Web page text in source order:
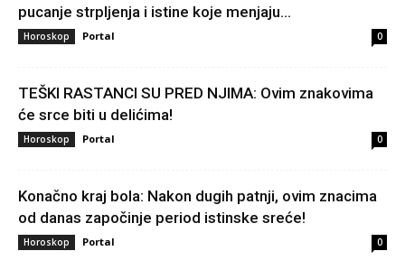
pucanje strpljenja i istine koje menjaju...
Horoskop Portal 0
TEŠKI RASTANCI SU PRED NJIMA: Ovim znakovima
će srce biti u delićima!
Horoskop Portal 0
Konačno kraj bola: Nakon dugih patnji, ovim znacima
od danas započinje period istinske sreće!
Horoskop Portal 0